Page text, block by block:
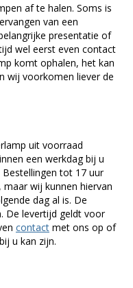
af te halen. Soms is
van een
presentatie of
wel eerst even contact
komt ophalen, het kan
wij voorkomen liever de
uit voorraad
een werkdag bij u
tot 17 uur
wij kunnen hiervan
dag al is. De
De levertijd geldt voor
contact met ons op of
u kan zijn.